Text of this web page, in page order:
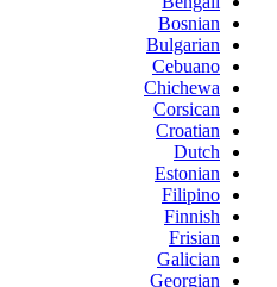
Bosnian
Bulgarian
Cebuano
Chichewa
Corsican
Croatian
Dutch
Estonian
Filipino
Finnish
Frisian
Galician
Georgian